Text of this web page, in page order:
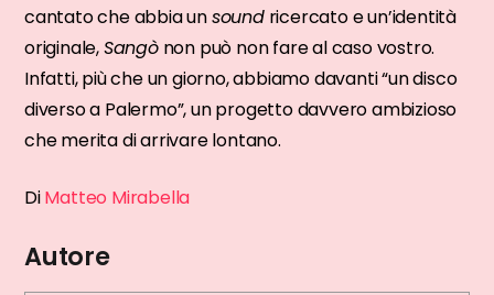
cantato che abbia unsoundricercato e un’identità
originale,Sangònon può non fare al caso vostro.
Infatti, più che un giorno, abbiamo davanti “un disco
diverso a Palermo”, un progetto davvero ambizioso
che merita di arrivare lontano.
DiMatteo Mirabella
Autore